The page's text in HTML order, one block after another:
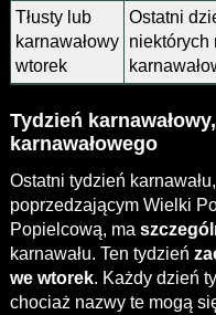
Tłusty lub
karnawałowy
wtorek
Ostatni
niektórych
Tydzień
karnawałowego
Ostatni tydzień
poprzedzającym Wielki
Popielcową, ma
karnawału. Ten tydzień
we wtorek. Każdy dzień
chociaż nazwy te mogą